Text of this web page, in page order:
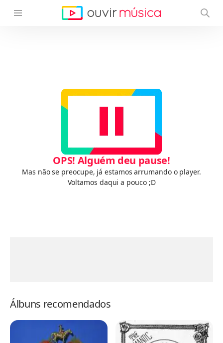
OPS! Alguém deu pause!
Mas não se preocupe, já estamos arrumando o player.
Voltamos daqui a pouco ;D
Álbuns recomendados